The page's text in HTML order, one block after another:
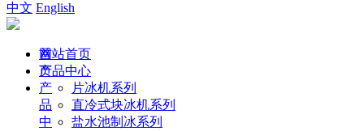
中文 English
首
页
产
品
中
网站首页
产品中心
片冰机系列
直冷式块冰机系列
盐水池制冰系列